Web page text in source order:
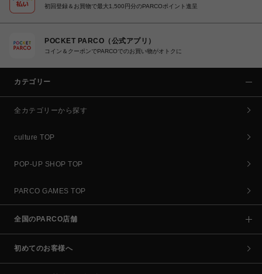
初回登録＆お買物で最大1,500円分のPARCOポイント進呈
POCKET PARCO（公式アプリ）
コイン＆クーポンでPARCOでのお買い物がオトクに
カテゴリー
全カテゴリーから探す
culture TOP
POP-UP SHOP TOP
PARCO GAMES TOP
全国のPARCO店舗
初めてのお客様へ